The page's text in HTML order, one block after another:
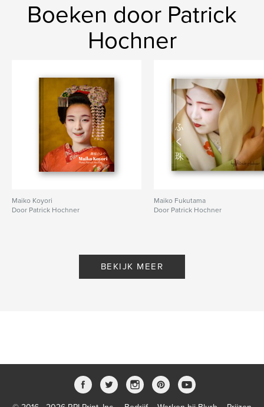
Boeken door Patrick
Hochner
Maiko Koyori
Door Patrick Hochner
Maiko Fukutama
Door Patrick Hochner
BEKIJK MEER